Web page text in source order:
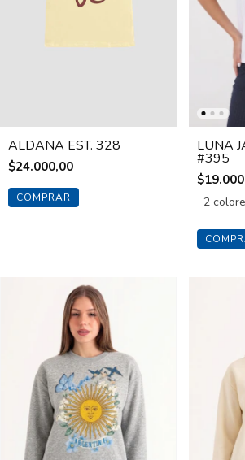
ALDANA EST. 328
$24.000,00
COMPRAR
LUNA
#395
2